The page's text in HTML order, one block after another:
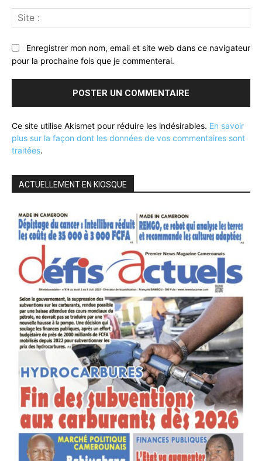
:
Enregistrer mon nom, email et site web dans ce navigateur
pour la prochaine fois que je commenterai.
Ce site utilise Akismet pour réduire les indésirables. En savoir
plus sur la façon dont les données de vos commentaires sont
traitées.
ACTUELLEMENT EN KIOSQUE